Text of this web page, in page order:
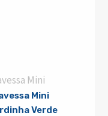
Mini
Mini
Verde